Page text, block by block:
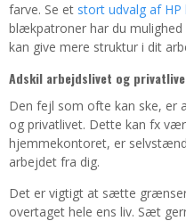
farve. Se et stort udvalg af
blækpatroner har du
kan give mere struktur i dit
Adskil arbejdslivet og
Den fejl som ofte kan ske, er
og privatlivet. Dette kan fx
hjemmekontoret, er
arbejdet fra dig.
Det er vigtigt at sætte
overtaget hele ens liv. Sæt